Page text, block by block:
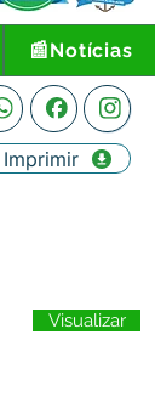
📰Notícias
Imprimir
Visualizar